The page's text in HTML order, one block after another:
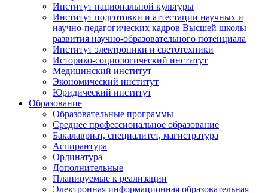
Институт национальной культуры
Институт подготовки и аттестации научных и
научно-педагогических кадров Высшей школы
развития научно-образовательного потенциала
Институт электроники и светотехники
Историко-социологический институт
Медицинский институт
Экономический институт
Юридический институт
Образование
Образовательные программы
Среднее профессиональное образование
Бакалавриат, специалитет, магистратура
Аспирантура
Ординатура
Дополнительные
Планируемые к реализации
Электронная информационная образовательная